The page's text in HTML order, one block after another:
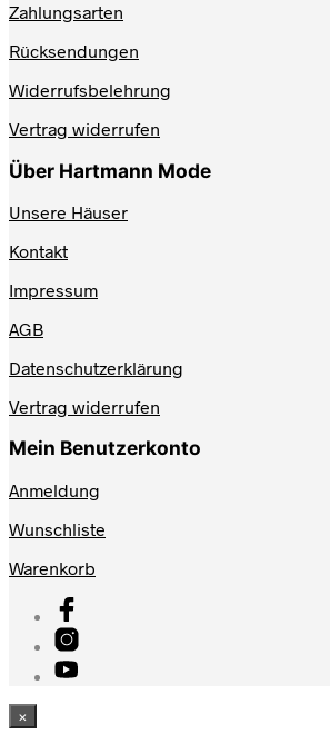
Zahlungsarten
Rücksendungen
Widerrufsbelehrung
Vertrag widerrufen
Über Hartmann Mode
Unsere Häuser
Kontakt
Impressum
AGB
Datenschutzerklärung
Vertrag widerrufen
Mein Benutzerkonto
Anmeldung
Wunschliste
Warenkorb
×